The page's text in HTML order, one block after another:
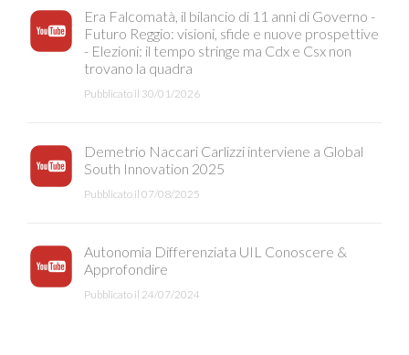
Era Falcomatà, il bilancio di 11 anni di Governo -
Futuro Reggio: visioni, sfide e nuove prospettive
- Elezioni: il tempo stringe ma Cdx e Csx non
trovano la quadra
Pubblicato il 30/01/2026
Demetrio Naccari Carlizzi interviene a Global
South Innovation 2025
Pubblicato il 07/08/2025
Autonomia Differenziata UIL Conoscere &
Approfondire
Pubblicato il 24/07/2024